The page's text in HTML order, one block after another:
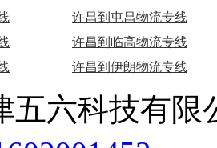
许昌到屯昌物流专线
许昌到临高物流专线
许昌到伊朗物流专线
五六科技有